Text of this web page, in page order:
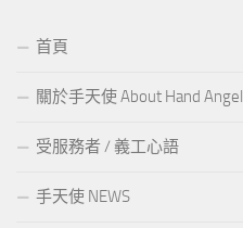
首頁
關於手天使 About Hand Angel
受服務者 / 義工心語
手天使 NEWS